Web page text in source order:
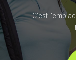
C’est